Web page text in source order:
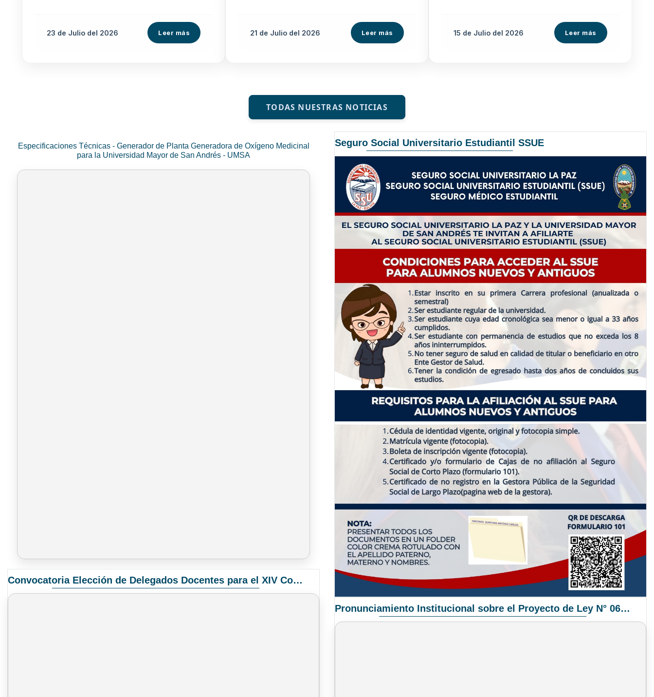
23 de Julio del 2026 Leer más 21 de Julio del 2026 Leer más 15 de Juliodel 2026 Leer más
TODAS NUESTRAS NOTICIAS
Especificaciones Técnicas - Generador de Planta Generadora de Oxígeno Medicinal
para la Universidad Mayor de San Andrés - UMSA
Convocatoria Elección de Delegados Docentes para el XIV Congreso Nacional de Universidades
Seguro Social Universitario Estudiantil SSUE
Pronunciamiento Institucional sobre el Proyecto de Ley N° 068/2025-2026 C.S.